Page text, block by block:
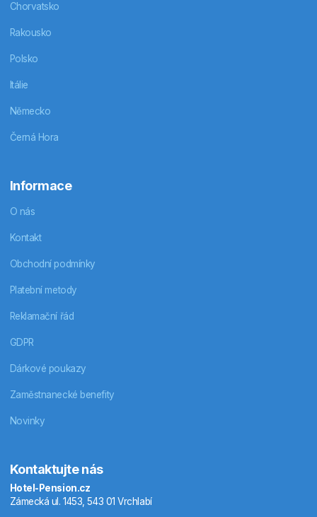
Chorvatsko
Rakousko
Polsko
Itálie
Německo
Černá Hora
Informace
O nás
Kontakt
Obchodní podmínky
Platební metody
Reklamační řád
GDPR
Dárkové poukazy
Zaměstnanecké benefity
Novinky
Kontaktujte nás
Hotel-Pension.cz
Zámecká ul. 1453, 543 01 Vrchlabí